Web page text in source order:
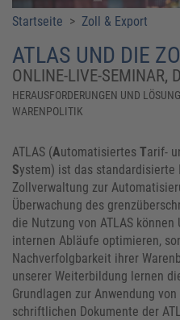
Startseite > Zoll & Export
ATLAS UND DIE
ONLINE-LIVE-SEMINAR,
HERAUSFORDERUNGEN UND
WARENPOLITIK
ATLAS (Automatisiertes Tarif-
System) ist das standardisierte
Zollverwaltung zur
Überwachung des
die Nutzung von ATLAS
internen Abläufe optimieren,
Nachverfolgbarkeit ihrer
unserer Weiterbildung lernen
Grundlagen zur Anwendung
schriftlichen Dokumente der